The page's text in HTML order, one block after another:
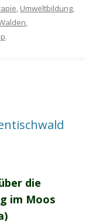
, Umweltbildung,
,
.
die
im Moos